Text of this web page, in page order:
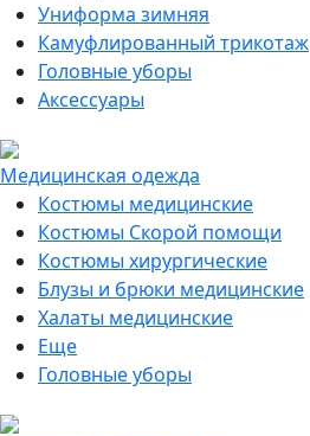
Униформа зимняя
Камуфлированный трикотаж
Головные уборы
Аксессуары
Медицинская одежда
Костюмы медицинские
Костюмы Скорой помощи
Костюмы хирургические
Блузы и брюки медицинские
Халаты медицинские
Еще
Головные уборы